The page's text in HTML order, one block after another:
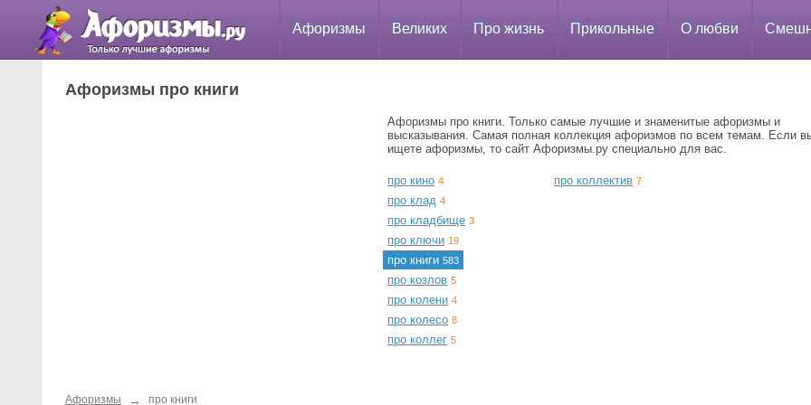
Афоризмы Великих Про жизнь Прикольные О любви
Афоризмы про книги
Афоризмы про книги. Только самые лучшие и знаменитые афоризмы и
высказывания. Самая полная коллекция афоризмов по всем темам. Если
ищете афоризмы, то сайт Афоризмы.ру специально для вас.
про кино 4
про клад 4
про кладбище 3
про ключи 19
про книги 583
про козлов 5
про колени 4
про колесо 8
про коллег 5
про коллектив 7
Афоризмы → про книги